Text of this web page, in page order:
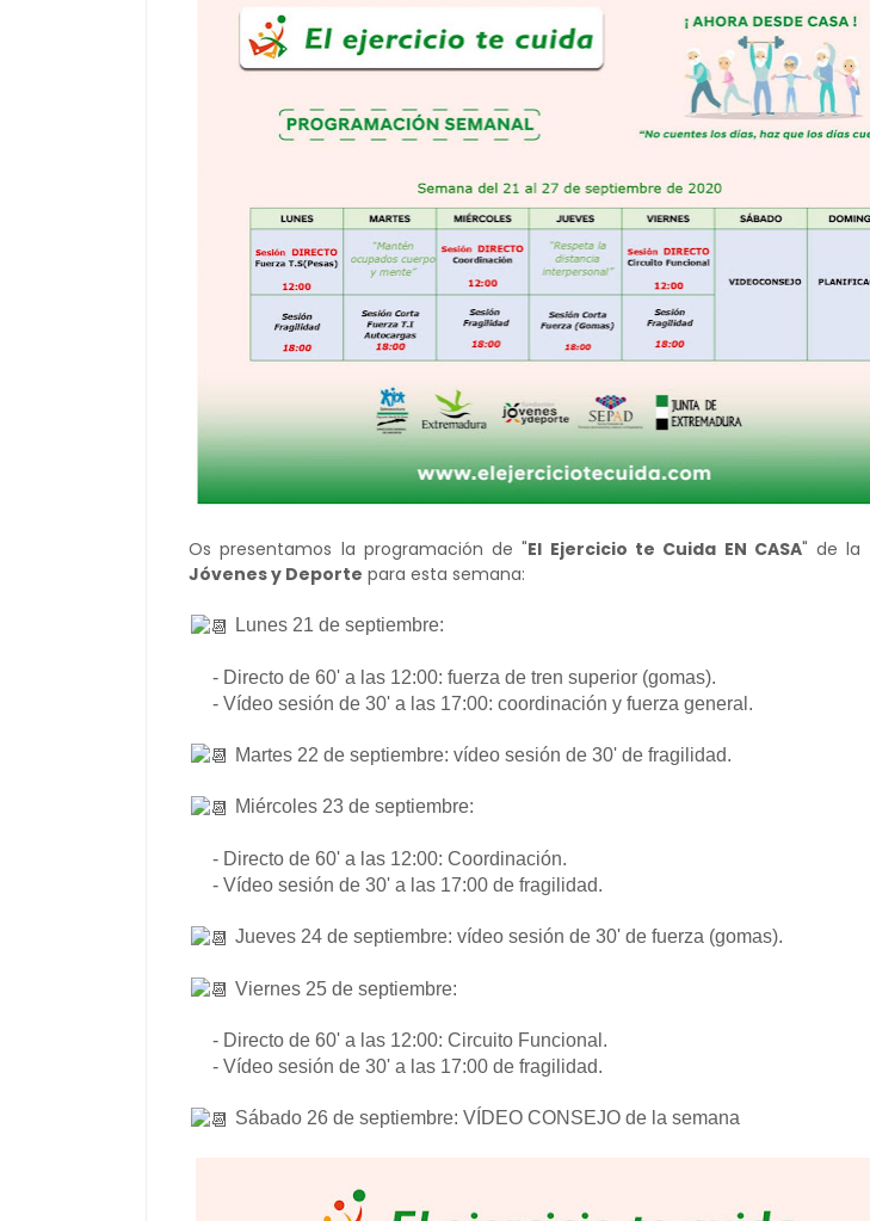
Os presentamos la programación de "El Ejercicio te Cuida EN CASA" de la
Jóvenes y Deporte para esta semana:
Lunes 21 de septiembre:
- Directo de 60' a las 12:00: fuerza de tren superior (gomas).
- Vídeo sesión de 30' a las 17:00: coordinación y fuerza general.
Martes 22 de septiembre: vídeo sesión de 30' de fragilidad.
Miércoles 23 de septiembre:
- Directo de 60' a las 12:00: Coordinación.
- Vídeo sesión de 30' a las 17:00 de fragilidad.
Jueves 24 de septiembre: vídeo sesión de 30' de fuerza (gomas).
Viernes 25 de septiembre:
- Directo de 60' a las 12:00: Circuito Funcional.
- Vídeo sesión de 30' a las 17:00 de fragilidad.
Sábado 26 de septiembre: VÍDEO CONSEJO de la semana